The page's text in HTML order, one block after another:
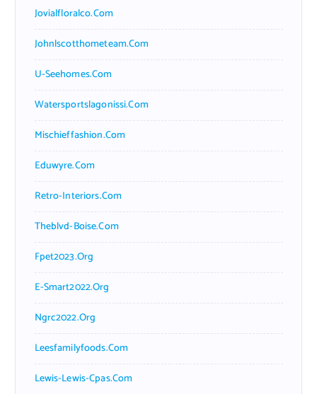
Jovialfloralco.com
Johnlscotthometeam.com
U-Seehomes.com
Watersportslagonissi.com
Mischieffashion.com
Eduwyre.com
Retro-Interiors.com
Theblvd-Boise.com
Fpet2023.org
E-Smart2022.org
Ngrc2022.org
Leesfamilyfoods.com
Lewis-Lewis-Cpas.com